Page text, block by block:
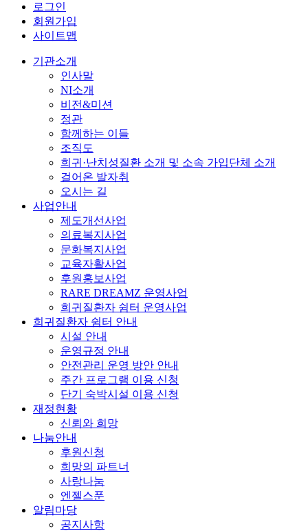
로그인
회원가입
사이트맵
기관소개
인사말
NI소개
비전&미션
정관
함께하는 이들
조직도
희귀·난치성질환 소개 및 소속 가입단체 소개
걸어온 발자취
오시는 길
사업안내
제도개선사업
의료복지사업
문화복지사업
교육자활사업
후원홍보사업
RARE DREAMZ 운영사업
희귀질환자 쉼터 운영사업
희귀질환자 쉼터 안내
시설 안내
운영규정 안내
안전관리 운영 방안 안내
주간 프로그램 이용 신청
단기 숙박시설 이용 신청
재정현황
신뢰와 희망
나눔안내
후원신청
희망의 파트너
사랑나눔
엔젤스푼
알림마당
공지사항